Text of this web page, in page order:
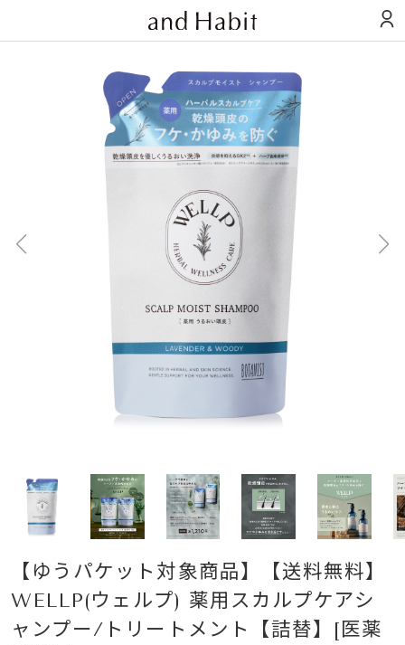
【ゆうパケット対象商品】【送料無料】
WELLP(ウェルプ) 薬用スカルプケアシ
ャンプー/トリートメント【詰替】[医薬